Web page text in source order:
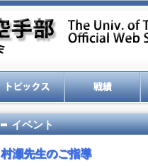
イベント
村瀬先生のご指導